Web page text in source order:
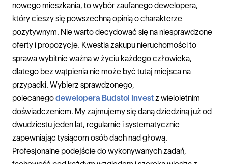
nowego mieszkania, to wybór zaufanego dewelopera,
który cieszy się powszechną opinią o charakterze
pozytywnym. Nie warto decydować się na niesprawdzone
oferty i propozycje. Kwestia zakupu nieruchomości to
sprawa wybitnie ważna w życiu każdego człowieka,
dlatego bez wątpienia nie może być tutaj miejsca na
przypadki. Wybierz sprawdzonego,
polecanegodewelopera Budstol Investz wieloletnim
doświadczeniem. My zajmujemy się daną dziedziną już od
dwudziestu jeden lat, regularnie i systematycznie
zapewniając tysiącom osób dach nad głową.
Profesjonalne podejście do wykonywanych zadań,